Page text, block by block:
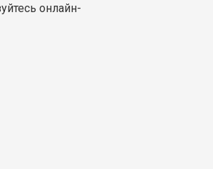
онлайн-